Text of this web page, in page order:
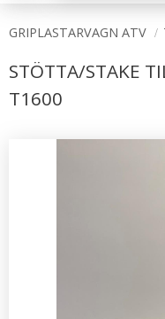
GRIPLASTARVAGN ATV
STÖTTA/STAKE
T1600